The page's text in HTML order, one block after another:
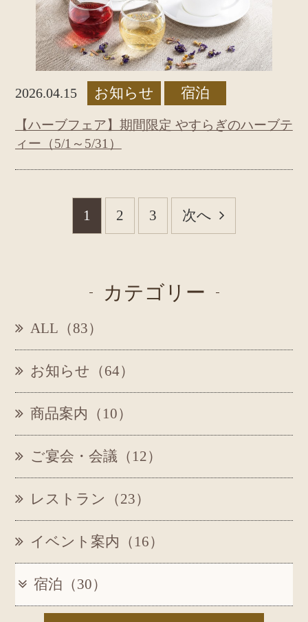
2026.04.15 お知らせ 宿泊
【ハーブフェア】期間限定 やすらぎのハーブテ
ィー（5/1～5/31）
1 2 3 次へ
カテゴリー
ALL（83）
お知らせ（64）
商品案内（10）
ご宴会・会議（12）
レストラン（23）
イベント案内（16）
宿泊（30）